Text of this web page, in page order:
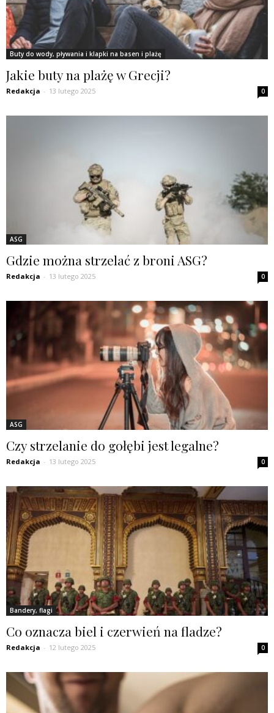
Buty do wody, pływania i klapki na basen i plażę
Jakie buty na plażę w Grecji?
Redakcja - 13 lutego 2025 0
ASG
Gdzie można strzelać z broni ASG?
Redakcja - 13 lutego 2025 0
ASG
Czy strzelanie do gołębi jest legalne?
Redakcja - 13 lutego 2025 0
Bandery, flagi
Co oznacza biel i czerwień na fladze?
Redakcja - 12 lutego 2025 0